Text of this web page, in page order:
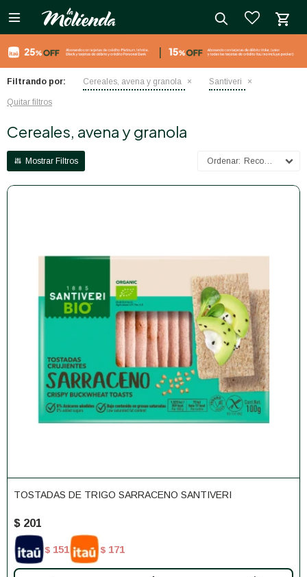

Filtrando por: Cereales, avena y granola Santiveri
Quitar filtros
Cereales, avena y granola
Recomendados
TOSTADAS DE TRIGO SARRACENO SANTIVERI
$ 201
$ 151 $ 171